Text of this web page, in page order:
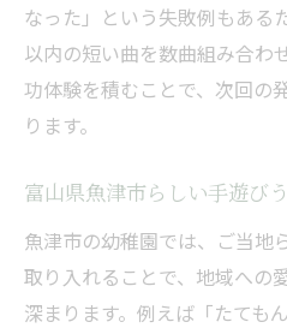
なった」という失敗例もある
以内の短い曲を数曲組み合わ
功体験を積むことで、次回の
ります。
富山県魚津市らしい手遊び
魚津市の幼稚園では、ご当地
取り入れることで、地域への
深まります。例えば「たても